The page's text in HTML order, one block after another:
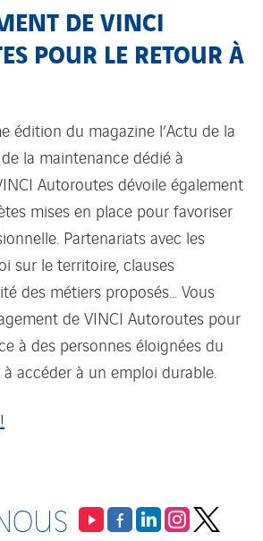
DE VINCI
POUR LE RETOUR À
édition du magazine l’Actu de la
la maintenance dédié à
Autoroutes dévoile également
mises en place pour favoriser
Partenariats avec les
sur le territoire, clauses
des métiers proposés… Vous
de VINCI Autoroutes pour
à des personnes éloignées du
accéder à un emploi durable.